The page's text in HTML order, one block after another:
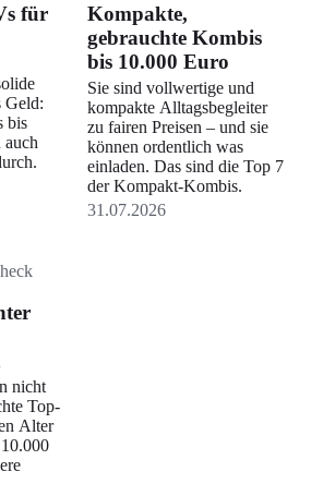
für
Geld:
bis
auch
Kompakte,
gebrauchte Kombis
bis 10.000 Euro
Sie sind vollwertige und
kompakte Alltagsbegleiter
zu fairen Preisen – und sie
können ordentlich was
einladen. Das sind die Top 7
der Kompakt-Kombis.
31.07.2026
nicht
Top-
Alter